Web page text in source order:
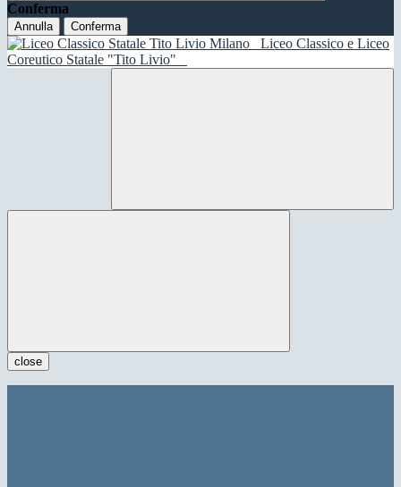
Conferma
Annulla Conferma
Liceo Classico e Liceo
Coreutico Statale "Tito Livio"
close